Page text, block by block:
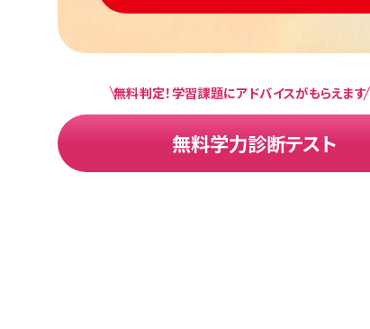
無料判定！学習課題にアドバイスがもらえます
無料学力診断テスト